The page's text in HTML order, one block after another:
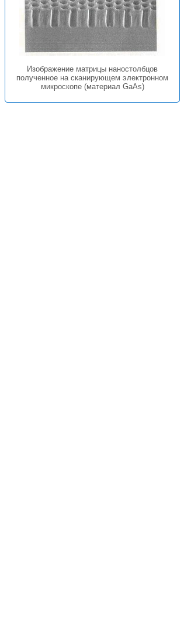
Изображение матрицы наностолбцов
полученное на сканирующем электронном
микроскопе (материал GaAs)